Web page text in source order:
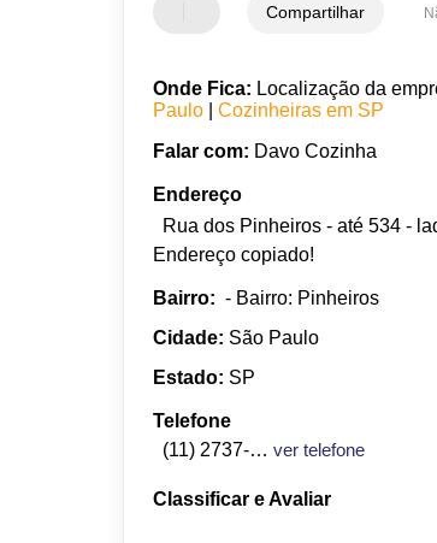
Compartilhar
Onde Fica: Localização da
Paulo |Cozinheiras em SP
Falar com: Davo Cozinha
Endereço
Rua dos Pinheiros - até 534 -
Endereço copiado!
Bairro: - Bairro: Pinheiros
Cidade: São Paulo
Estado: SP
Telefone
(11) 2737-1527
ver telefone
Classificar e Avaliar